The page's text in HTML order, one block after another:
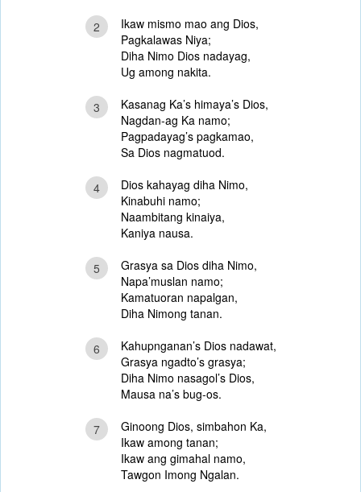
2
Ikaw mismo mao ang Dios,
Pagkalawas Niya;
Diha Nimo Dios nadayag,
Ug among nakita.
3
Kasanag Ka’s himaya’s Dios,
Nagdan-ag Ka namo;
Pagpadayag’s pagkamao,
Sa Dios nagmatuod.
4
Dios kahayag diha Nimo,
Kinabuhi namo;
Naambitang kinaiya,
Kaniya nausa.
5
Grasya sa Dios diha Nimo,
Napa’muslan namo;
Kamatuoran napalgan,
Diha Nimong tanan.
6
Kahupnganan’s Dios nadawat,
Grasya ngadto’s grasya;
Diha Nimo nasagol’s Dios,
Mausa na’s bug-os.
7
Ginoong Dios, simbahon Ka,
Ikaw among tanan;
Ikaw ang gimahal namo,
Tawgon Imong Ngalan.